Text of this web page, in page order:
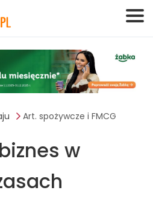
Art. spożywcze i FMCG
w